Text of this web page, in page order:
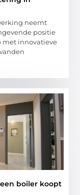
neemt
positie
met innovatieve
boiler koopt